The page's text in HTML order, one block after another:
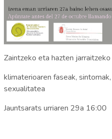
Zaintzeko eta hazten jarraitzeko
klimaterioaren faseak,
sexualitatea
Jauntsarats urriaren 29a 16:00